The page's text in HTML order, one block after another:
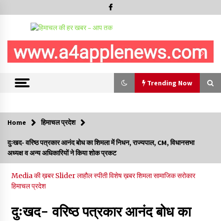
Trending Now
सुधीर शर्मा अपनी बोल-वाणी सुधारें, हिमाचली संस्कृति के अनुरूप करें भाषा का
प्रयोग- राजेश धर्माणी
08/08/2026
Home हिमाचल प्रदेश
दुःखद- वरिष्ठ पत्रकार आनंद बोध का शिमला में निधन, राज्यपाल, CM, विधानसभा
अध्यक्ष व अन्य अधिकारियों ने किया शोक प्रकट
Media की ख़बरSliderलाहौल स्पीतीविशेष ख़बरशिमलासामाजिक सरोकार
हिमाचल प्रदेश
दुःखद- वरिष्ठ पत्रकार आनंद बोध का